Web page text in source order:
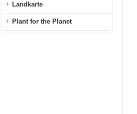
Landkarte
Plant for the Planet